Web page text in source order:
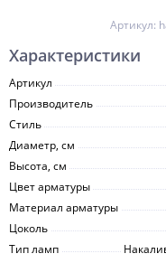
Артикул:
Характеристики
Артикул
Производитель
Стиль
Диаметр, см
Высота, см
Цвет арматуры
Материал арматуры
Цоколь
Тип ламп